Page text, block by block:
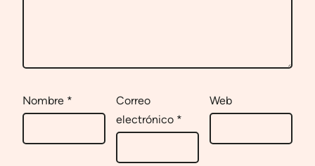
Nombre *
Correo
electrónico *
Web